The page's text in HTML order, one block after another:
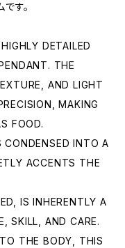
す。
DETAILED
THE
AND LIGHT
MAKING
FOOD.
CONDENSED INTO A
ACCENTS THE
IS INHERENTLY A
SKILL, AND CARE.
THE BODY, THIS